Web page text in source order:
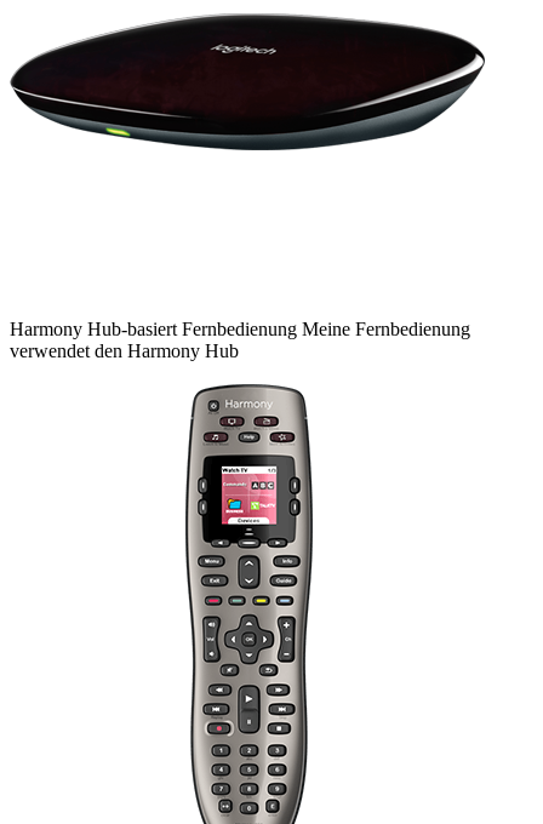
Harmony Hub-basiert Fernbedienung Meine Fernbedienung
verwendet den Harmony Hub